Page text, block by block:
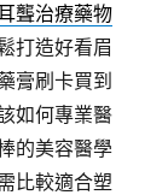
聾治療藥物
打造好看眉
膏刷卡買到
如何專業醫
的美容醫學
比較適合塑